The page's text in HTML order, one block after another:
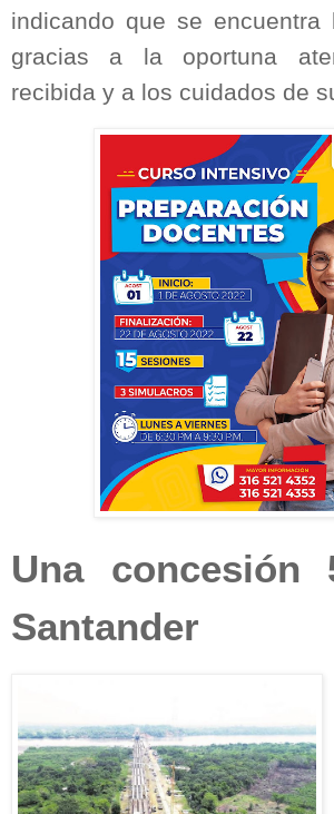
indicando que se encuentra
gracias a la oportuna
recibida y a los cuidados de
Una concesión
Santander